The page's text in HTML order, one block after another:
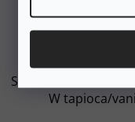
SALOMON Dámska
W tapioca/